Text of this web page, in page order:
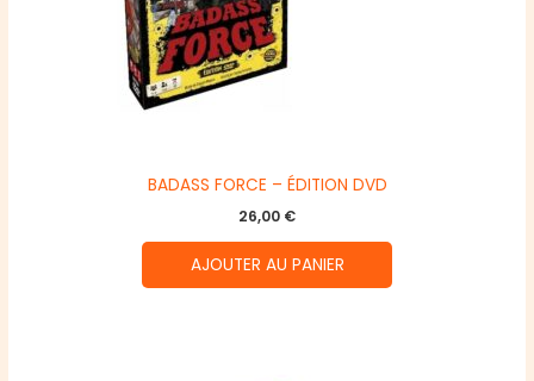
BADASS FORCE – ÉDITION DVD
26,00 €
AJOUTER AU PANIER